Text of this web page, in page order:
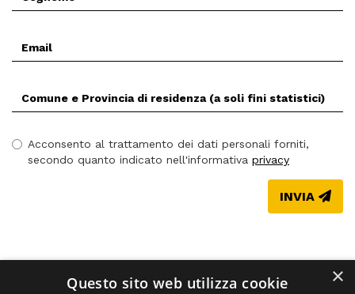
*
Email
*
Comune
(Prov.)
residenza
Acconsento al trattamento dei dati personali forniti,
secondo quanto indicato nell'informativa privacy
INVIA
×
Questo sito web utilizza cookie